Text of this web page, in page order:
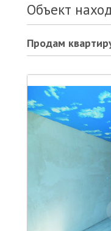
Объект
Продам